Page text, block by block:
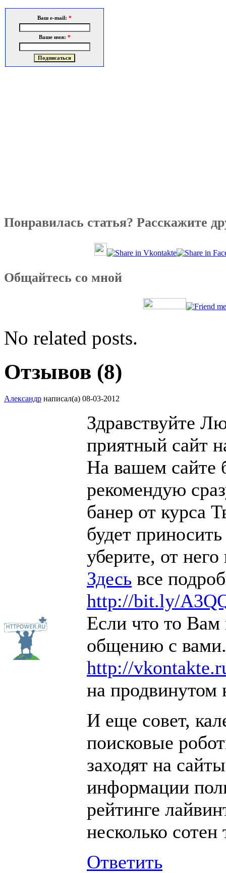
Ваш e-mail: *
Ваше имя: *
Понравилась статья? Расскажите
Общайтесь со мной
No related posts.
Отзывов (8)
Александр написал(а) 08-03-2012
Здравствуйте
приятный сайт
На вашем сайте
рекомендую
банер от курса
будет
уберите, от
Здесь все
http://bit.ly/
Если что то Вам
общению с
http://
на продвинутом
И еще совет,
поисковые
заходят на
информации
рейтинге
несколько
Ответить